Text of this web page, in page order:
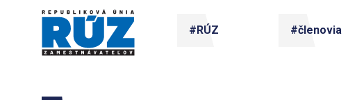
#RÚZ #členovia